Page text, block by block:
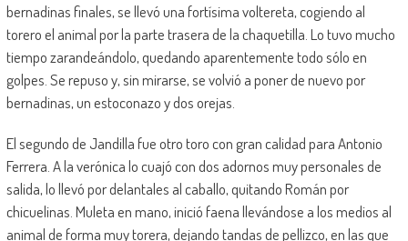
bernadinas finales, se llevó una fortísima voltereta, cogiendo al
torero el animal por la parte trasera de la chaquetilla. Lo tuvo mucho
tiempo zarandeándolo, quedando aparentemente todo sólo en
golpes. Se repuso y, sin mirarse, se volvió a poner de nuevo por
bernadinas, un estoconazo y dos orejas.
El segundo de Jandilla fue otro toro con gran calidad para Antonio
Ferrera. A la verónica lo cuajó con dos adornos muy personales de
salida, lo llevó por delantales al caballo, quitando Román por
chicuelinas. Muleta en mano, inició faena llevándose a los medios al
animal de forma muy torera, dejando tandas de pellizco, en las que